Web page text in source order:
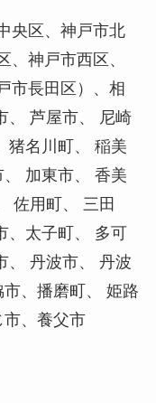
央区、神戸市北
、神戸市西区、
市長田区）、相
、 芦屋市、 尼崎
猪名川町、 稲美
加東市、 香美
佐用町、 三田
、太子町、 多可
、 丹波市、 丹波
、播磨町、 姫路
、養父市